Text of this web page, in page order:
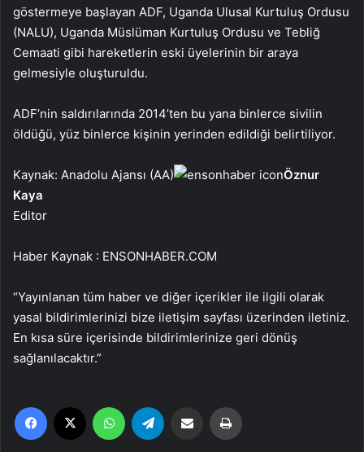
göstermeye başlayan ADF, Uganda Ulusal Kurtuluş Ordusu
(NALU), Uganda Müslüman Kurtuluş Ordusu ve Tebliğ
Cemaati gibi hareketlerin eski üyelerinin bir araya
gelmesiyle oluşturuldu.
ADF’nin saldırılarında 2014’ten bu yana binlerce sivilin
öldüğü, yüz binlerce kişinin yerinden edildiği belirtiliyor.
Kaynak: Anadolu Ajansı (AA)
Öznur
Kaya
Editor
Haber Kaynak : ENSONHABER.COM
“Yayınlanan tüm haber ve diğer içerikler ile ilgili olarak
yasal bildirimlerinizi bize iletişim sayfası üzerinden iletiniz.
En kısa süre içerisinde bildirimlerinize geri dönüş
sağlanılacaktır.”
Facebook WhatsApp Email'den paylaş